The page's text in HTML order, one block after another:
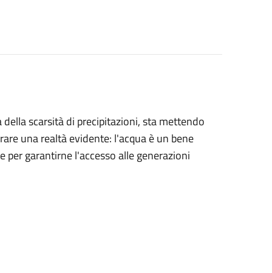
scarsità di precipitazioni, sta mettendo
una realtà evidente: l'acqua è un bene
garantirne l'accesso alle generazioni